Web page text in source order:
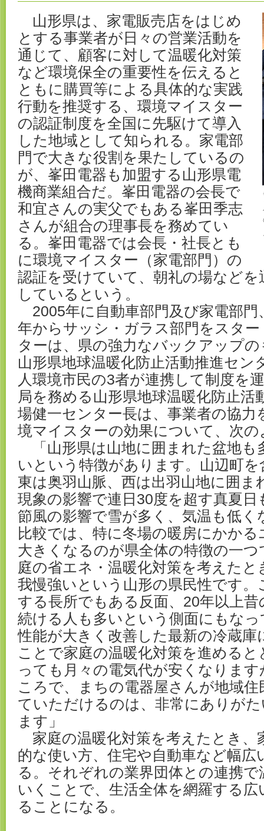
山形県は、家電販売店をはじめ
とする事業者が日々の営業活動を
通じて、顧客に対して温暖化対策
など環境保全の重要性を伝えると
ともに購買等による具体的な実践
行動を推奨する、環境マイスター
の認証制度を全国に先駆けて導入
した地域として知られる。家電部
門で大きな役割を果たしているの
が、峯田電器も加盟する山形県電
機商業組合だ。峯田電器の会長で
和宜さんの実父でもある峯田季志
さんが組合の理事長を務めてい
る。峯田電器では会長・社長とも
に環境マイスター（家電部門）の
認証を受けていて、朝礼の場など
しているという。
2005年に自動車部門及び家電部門
年からサッシ・ガラス部門をスタ
ターは、県の強力なバックアップ
山形県地球温暖化防止活動推進セン
人環境市民の3者が連携して制度を
局を務める山形県地球温暖化防止活
場健一センター長は、事業者の協力
境マイスターの効果について、次
「山形県は山地に囲まれた盆地も
いという特徴があります。山辺町
東は奥羽山脈、西は出羽山地に囲ま
現象の影響で連日30度を超す真夏日
節風の影響で雪が多く、気温も低
比較では、特に冬場の暖房にかか
大きくなるのが県全体の特徴の一
庭の省エネ・温暖化対策を考えた
我慢強いという山形の県民性です。
する長所でもある反面、20年以上
続ける人も多いという側面にもな
性能が大きく改善した最新の冷蔵
ことで家庭の温暖化対策を進める
っても月々の電気代が安くなりま
ころで、まちの電器屋さんが地域
ていただけるのは、非常にありが
ます」
家庭の温暖化対策を考えたとき、
的な使い方、住宅や自動車など幅広
る。それぞれの業界団体との連携
いくことで、生活全体を網羅する
ることになる。